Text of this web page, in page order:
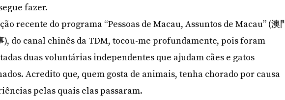
fazer.
recente do programa “Pessoas de Macau, Assuntos de Macau” (澳
), do canal chinês da TDM, tocou-me profundamente, pois foram
duas voluntárias independentes que ajudam cães e gatos
Acredito que, quem gosta de animais, tenha chorado por causa
pelas quais elas passaram.